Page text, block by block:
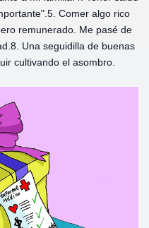
5. Comer algo rico
remunerado. Me pasé de
8. Una seguidilla de buenas
cultivando el asombro.